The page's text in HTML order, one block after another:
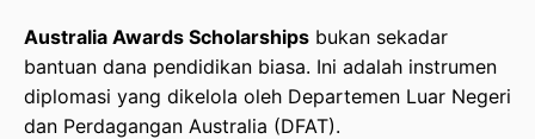
Australia Awards Scholarships bukan sekadar
bantuan dana pendidikan biasa. Ini adalah instrumen
diplomasi yang dikelola oleh Departemen Luar Negeri
dan Perdagangan Australia (DFAT).